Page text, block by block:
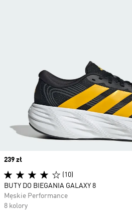
Price
239 zł
(10)
BUTY DO BIEGANIA GALAXY 8
Męskie Performance
8 kolory